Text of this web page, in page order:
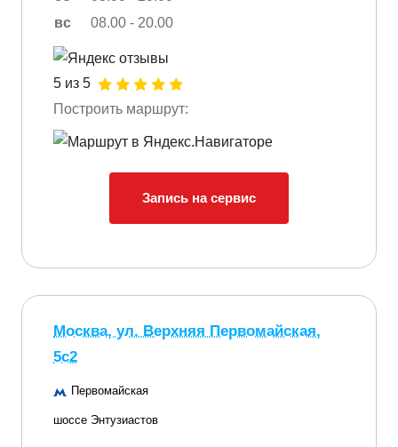
вс
08.00 - 20.00
5 из 5
Построить маршрут:
Запись на сервис
Москва, ул. Верхняя Первомайская,
5с2
Первомайская
шоссе Энтузиастов